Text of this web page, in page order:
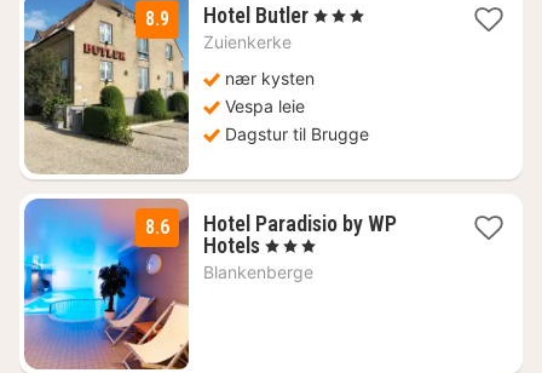
8.9 Hotel Butler3
1100
, 3 Stjerner
Zuienkerke
nær kysten
Vespa leie
Dagstur til Brugge
8.6
Hotel Paradisio by WP
Hotels1
natt
, 3 Stjerner
Blankenberge